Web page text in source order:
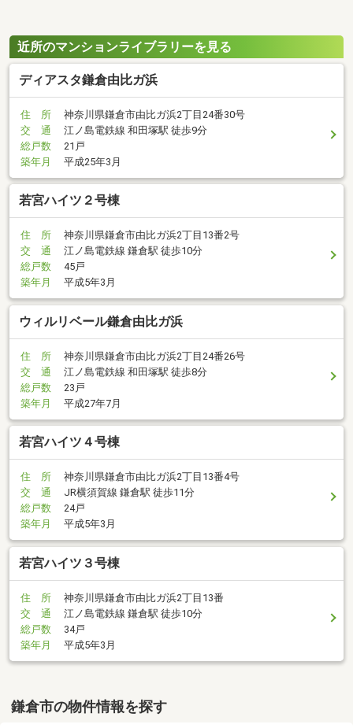
近所のマンションライブラリーを見る
ディアスタ鎌倉由比ガ浜
住 所
神奈川県鎌倉市由比ガ浜2丁目24番30号
交 通
江ノ島電鉄線 和田塚駅 徒歩9分
総戸数
21戸
築年月
平成25年3月
若宮ハイツ２号棟
住 所
神奈川県鎌倉市由比ガ浜2丁目13番2号
交 通
江ノ島電鉄線 鎌倉駅 徒歩10分
総戸数
45戸
築年月
平成5年3月
ウィルリベール鎌倉由比ガ浜
住 所
神奈川県鎌倉市由比ガ浜2丁目24番26号
交 通
江ノ島電鉄線 和田塚駅 徒歩8分
総戸数
23戸
築年月
平成27年7月
若宮ハイツ４号棟
住 所
神奈川県鎌倉市由比ガ浜2丁目13番4号
交 通
JR横須賀線 鎌倉駅 徒歩11分
総戸数
24戸
築年月
平成5年3月
若宮ハイツ３号棟
住 所
神奈川県鎌倉市由比ガ浜2丁目13番
交 通
江ノ島電鉄線 鎌倉駅 徒歩10分
総戸数
34戸
築年月
平成5年3月
鎌倉市の物件情報を探す